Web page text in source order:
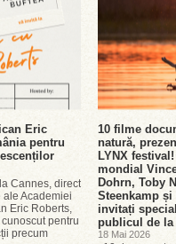
Eric
pentru
Cannes, direct
Academiei
Eric Roberts,
pentru
precum
10 filme
natură,
LYNX
mondial
Dohrn, Toby
Steenkamp
invitați
publicul de la
18 Mai 2026